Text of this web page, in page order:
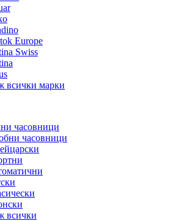
Europe
Swiss
всички марки
часовници
часовници
всички